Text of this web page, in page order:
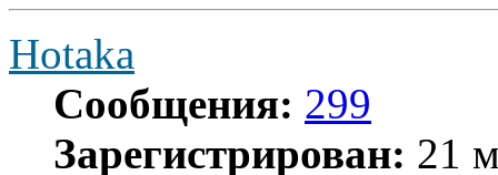
Hotaka
Сообщения: 299
Зарегистрирован: 21